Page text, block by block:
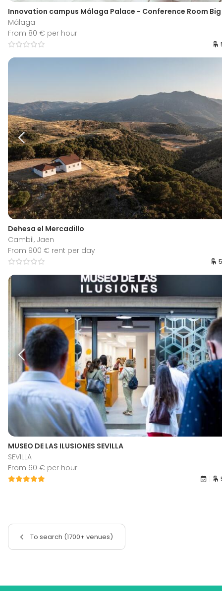
Innovation campus Málaga Palace - Conference Room
Málaga
From 80 € per hour
Dehesa el Mercadillo
Cambil, Jaen
From 900 € rent per day
MUSEO DE LAS ILUSIONES SEVILLA
SEVILLA
From 60 € per hour
To search (1700+ venues)